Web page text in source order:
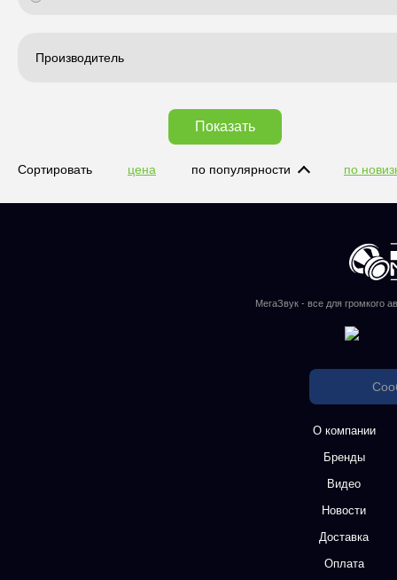
Производитель
Показать
Сортировать цена по популярности по
МегаЗвук - все для громкого
О компании
Бренды
Видео
Новости
Доставка
Оплата